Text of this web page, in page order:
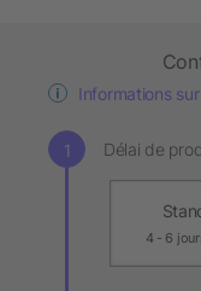
Informations
Délai de
4 - 6